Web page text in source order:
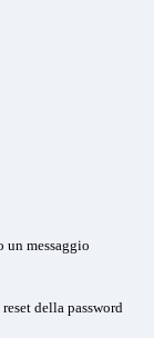
un messaggio
della password